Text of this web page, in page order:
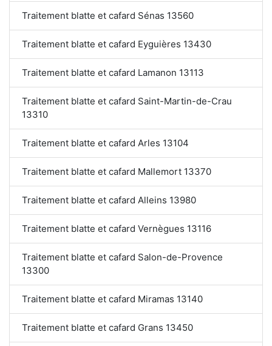
Traitement blatte et cafard Sénas 13560
Traitement blatte et cafard Eyguières 13430
Traitement blatte et cafard Lamanon 13113
Traitement blatte et cafard Saint-Martin-de-Crau
13310
Traitement blatte et cafard Arles 13104
Traitement blatte et cafard Mallemort 13370
Traitement blatte et cafard Alleins 13980
Traitement blatte et cafard Vernègues 13116
Traitement blatte et cafard Salon-de-Provence
13300
Traitement blatte et cafard Miramas 13140
Traitement blatte et cafard Grans 13450